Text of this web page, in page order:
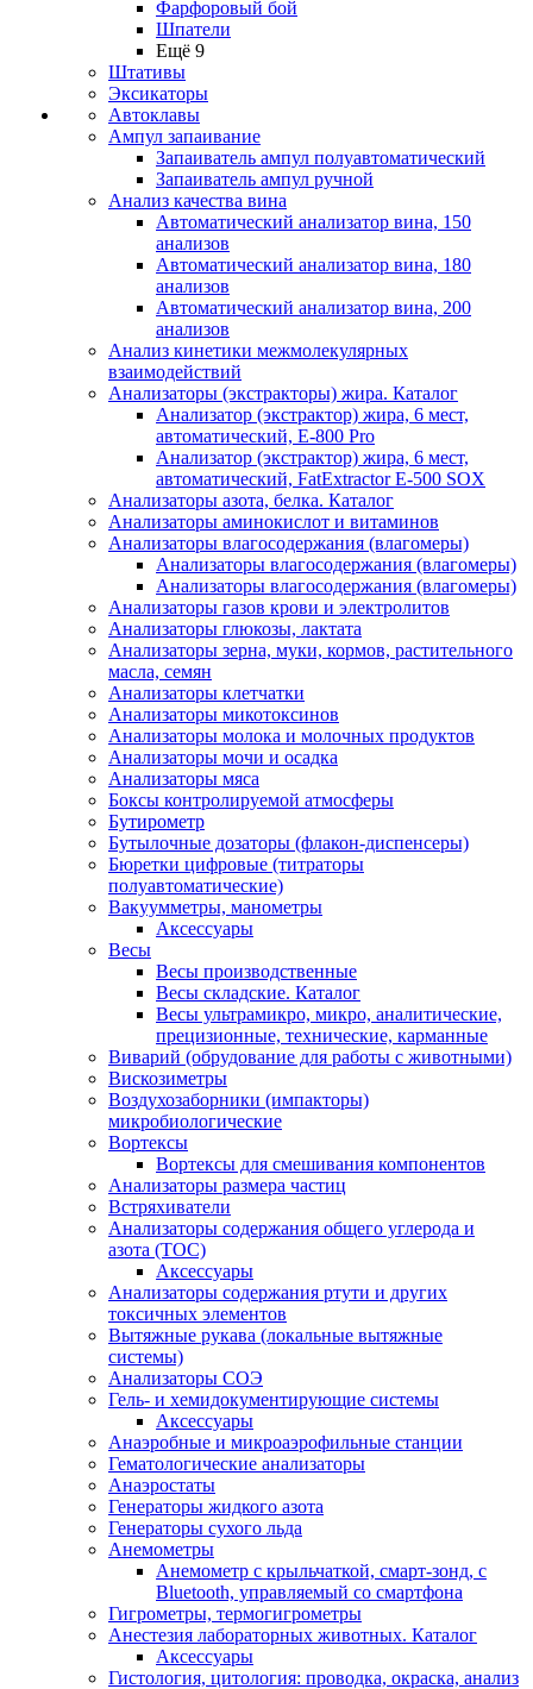
Фарфоровый бой
Шпатели
Ещё 9
Штативы
Эксикаторы
Автоклавы
Ампул запаивание
Запаиватель ампул полуавтоматический
Запаиватель ампул ручной
Анализ качества вина
Автоматический анализатор вина, 150
анализов
Автоматический анализатор вина, 180
анализов
Автоматический анализатор вина, 200
анализов
Анализ кинетики межмолекулярных
взаимодействий
Анализаторы (экстракторы) жира. Каталог
Анализатор (экстрактор) жира, 6 мест,
автоматический, E-800 Pro
Анализатор (экстрактор) жира, 6 мест,
автоматический, FatExtractor E-500 SOX
Анализаторы азота, белка. Каталог
Анализаторы аминокислот и витаминов
Анализаторы влагосодержания (влагомеры)
Анализаторы влагосодержания (влагомеры)
Анализаторы влагосодержания (влагомеры)
Анализаторы газов крови и электролитов
Анализаторы глюкозы, лактата
Анализаторы зерна, муки, кормов, растительного
масла, семян
Анализаторы клетчатки
Анализаторы микотоксинов
Анализаторы молока и молочных продуктов
Анализаторы мочи и осадка
Анализаторы мяса
Боксы контролируемой атмосферы
Бутирометр
Бутылочные дозаторы (флакон-диспенсеры)
Бюретки цифровые (титраторы
полуавтоматические)
Вакуумметры, манометры
Аксессуары
Весы
Весы производственные
Весы складские. Каталог
Весы ультрамикро, микро, аналитические,
прецизионные, технические, карманные
Виварий (обрудование для работы с животными)
Вискозиметры
Воздухозаборники (импакторы)
микробиологические
Вортексы
Вортексы для смешивания компонентов
Анализаторы размера частиц
Встряхиватели
Анализаторы содержания общего углерода и
азота (ТОС)
Аксессуары
Анализаторы содержания ртути и других
токсичных элементов
Вытяжные рукава (локальные вытяжные
системы)
Анализаторы СОЭ
Гель- и хемидокументирующие системы
Аксессуары
Анаэробные и микроаэрофильные станции
Гематологические анализаторы
Анаэростаты
Генераторы жидкого азота
Генераторы сухого льда
Анемометры
Анемометр с крыльчаткой, смарт-зонд, с
Bluetooth, управляемый со смартфона
Гигрометры, термогигрометры
Анестезия лабораторных животных. Каталог
Аксессуары
Гистология, цитология: проводка, окраска, анализ